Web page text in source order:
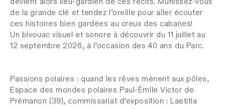
de la grande clé et tendez l’oreille pour aller écouter
ces histoires bien gardées au creux des cabanes!
Un bivouac visuel et sonore à découvrir du 11 juillet au
12 septembre 2026, à l’occasion des 40 ans du Parc.
Passions polaires : quand les rêves mènent aux pôles,
Espace des mondes polaires Paul-Émile Victor de
Prémanon (39), commissariat d’exposition : Laetitia